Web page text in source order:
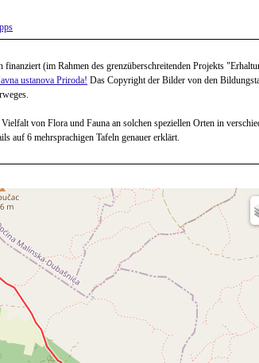
(im Rahmen des grenzüberschreitenden Projekts
ustanova Priroda! Das Copyright der Bilder von den
von Flora und Fauna an solchen speziellen Orten in
auf 6 mehrsprachigen Tafeln genauer erklärt.